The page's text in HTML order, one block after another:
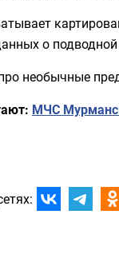
о
необычные
МЧС